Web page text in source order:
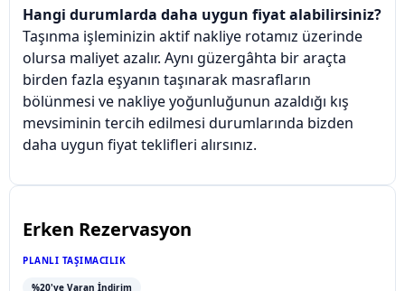
Hangi durumlarda daha uygun fiyat alabilirsiniz?
Taşınma işleminizin aktif nakliye rotamız üzerinde
olursa maliyet azalır. Aynı güzergâhta bir araçta
birden fazla eşyanın taşınarak masrafların
bölünmesi ve nakliye yoğunluğunun azaldığı kış
mevsiminin tercih edilmesi durumlarında bizden
daha uygun fiyat teklifleri alırsınız.
Erken Rezervasyon
PLANLI TAŞIMACILIK
%20'ye Varan İndirim